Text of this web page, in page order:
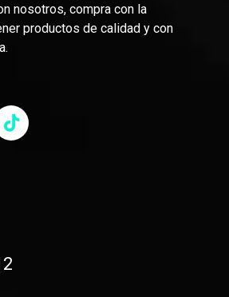
nosotros, compra con la
productos de calidad y con